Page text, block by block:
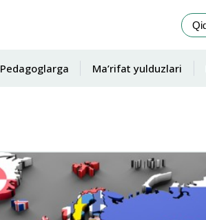
Pedagoglarga Ma’rifat yulduzlari